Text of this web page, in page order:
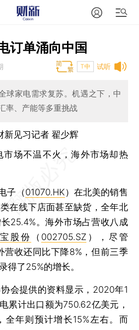
订单涌向中国
试听
T中
球家电需求复苏。机遇之下，中
率、产能等多重挑战
新见习记者 翟少辉
场不温不火，海外市场却热
子（01070.HK）在北美的销售
在线下店面甚至缺货，全年北
25.4%。海外市场占营收八成
股份 （ 002705.SZ ），尽管
营收还同比下降8%，但前三季
得了25%的增长。
提供的资料显示，2020年1
累计出口额为750.62亿美元，
全年则预计增长15%左右。而